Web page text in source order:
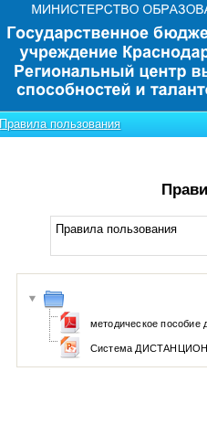
Правила пользования
Правила пользования
методическое пособие
Система